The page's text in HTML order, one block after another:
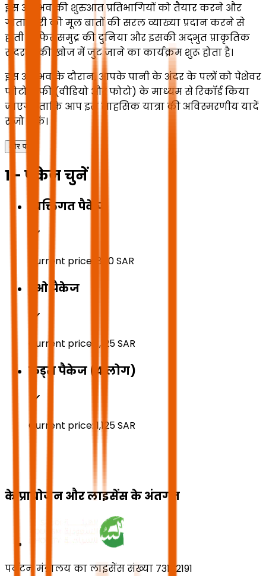
इस अनुभव की शुरुआत प्रतिभागियों को तैयार करने और
गोताखोरी की मूल बातों की सरल व्याख्या प्रदान करने से
होती है, फिर समुद्र की दुनिया और इसकी अद्भुत प्राकृतिक
सुंदरता की खोज में जुट जाने का कार्यक्रम शुरू होता है।
इस अनुभव के दौरान, आपके पानी के अंदर के पलों को पेशेवर
फोटोग्राफी (वीडियो और फोटो) के माध्यम से रिकॉर्ड किया
जाएगा, ताकि आप इस साहसिक यात्रा की अविस्मरणीय यादें
संजो सकें।
और पढ़ें
1 - पैकेज चुनें
व्यक्तिगत पैकेज
Current price: 800SAR
डुओ पैकेज
Current price: 1,125SAR
फ्रेंड्स पैकेज (4 लोग)
Current price: 1,125SAR
के प्रायोजन और लाइसेंस के अंतर्गत
पर्यटन मंत्रालय का लाइसेंस संख्या 73102191